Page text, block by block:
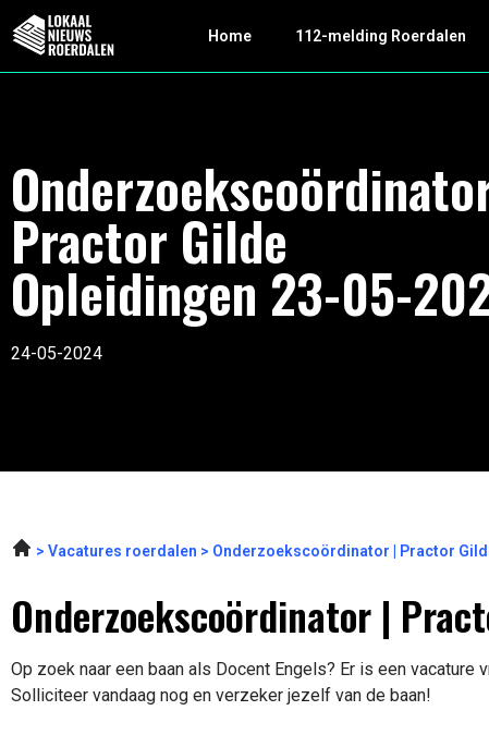
Home 112-melding Roerdalen
Practor Gilde
Opleidingen 23-05-
24-05-2024
Vacatures roerdalen Onderzoekscoördinator | Practor
Onderzoekscoördinator |
Op zoek naar een baan als Docent Engels? Er is een vacature
Solliciteer vandaag nog en verzeker jezelf van de baan!